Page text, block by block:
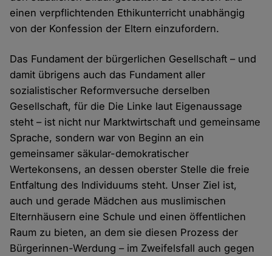
einen verpflichtenden Ethikunterricht unabhängig
von der Konfession der Eltern einzufordern.
Das Fundament der bürgerlichen Gesellschaft – und
damit übrigens auch das Fundament aller
sozialistischer Reformversuche derselben
Gesellschaft, für die Die Linke laut Eigenaussage
steht – ist nicht nur Marktwirtschaft und gemeinsame
Sprache, sondern war von Beginn an ein
gemeinsamer säkular-demokratischer
Wertekonsens, an dessen oberster Stelle die freie
Entfaltung des Individuums steht. Unser Ziel ist,
auch und gerade Mädchen aus muslimischen
Elternhäusern eine Schule und einen öffentlichen
Raum zu bieten, an dem sie diesen Prozess der
Bürgerinnen-Werdung – im Zweifelsfall auch gegen